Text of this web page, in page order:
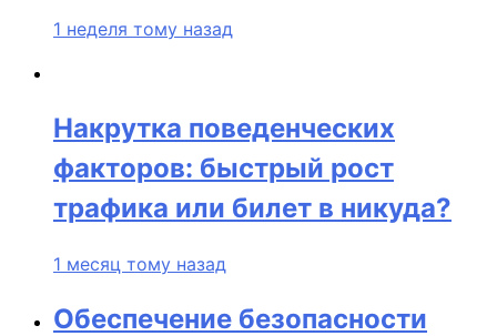
1 неделя тому назад
Накрутка поведенческих
факторов: быстрый рост
трафика или билет в никуда?
1 месяц тому назад
Обеспечение безопасности